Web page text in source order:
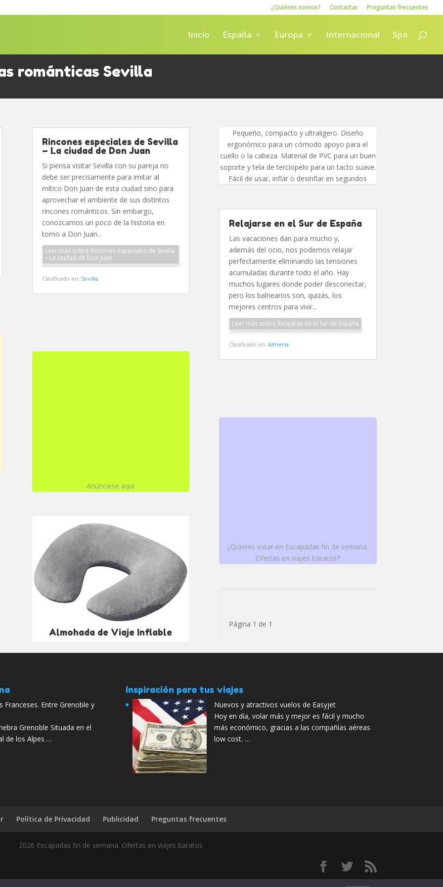
¿Quiénes somos? Contactar Preguntas frecuentes
Inicio España Europa Internacional Spa
románticas Sevilla
Rincones especiales de Sevilla
– La ciudad de Don Juan
Si piensa visitar Sevilla con su pareja no
debe ser precisamente para imitar al
mítico Don Juan de esta ciudad sino para
aprovechar el ambiente de sus distintos
rincones románticos. Sin embargo,
conozcamos un poco de la historia en
torno a Don Juan...
Leer más sobre Rincones especiales de Sevilla
– La ciudad de Don Juan
Clasificado en: Sevilla
Anúnciese aquí
Almohada de Viaje Inflable
Pequeño, compacto y ultraligero. Diseño
ergonómico para un cómodo apoyo para el
cuello o la cabeza. Material de PVC para un buen
soporte y tela de terciopelo para un tacto suave.
Fácil de usar, inflar o desinflar en segundos
Relajarse en el Sur de España
Las vacaciones dan para mucho y,
además del ocio, nos podemos relajar
perfectamente eliminando las tensiones
acumuladas durante todo el año. Hay
muchos lugares donde poder desconectar,
pero los balnearios son, quizás, los
mejores centros para vivir...
Leer más sobre Relajarse en el Sur de España
Clasificado en:Almería
¿Quieres estar en Escapadas fin de semana.
Ofertas en viajes baratos?
Página 1 de 1
Franceses. Entre Grenoble y
Grenoble Situada en el
de los Alpes …
Inspiración para tus viajes
Nuevos y atractivos vuelos de Easyjet
Hoy en día, volar más y mejor es fácil y mucho
más económico, gracias a las compañías aéreas
low cost. …
Política de Privacidad Publicidad Preguntas frecuentes
2026 Escapadas fin de semana. Ofertas en viajes baratos